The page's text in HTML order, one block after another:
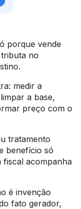
porque vende
no
medir a
a base,
preço com o
tratamento
benefício só
fiscal acompanha
é invenção
fato gerador,